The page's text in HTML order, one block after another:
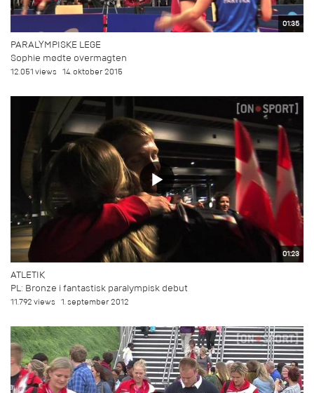
01:35
PARALYMPISKE LEGE
Sophie mødte overmagten
12.051 views 14. oktober 2015
01:23
ATLETIK
PL: Bronze i fantastisk paralympisk debut
11.792 views 1. september 2012